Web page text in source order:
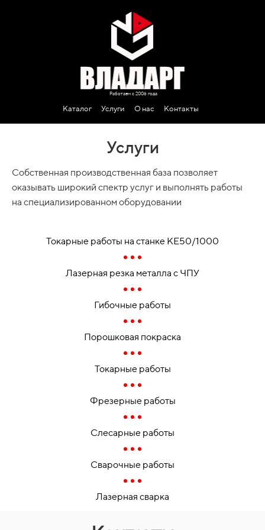
Работаем с 2006 года
Каталог Услуги О нас Контакты
Услуги
Собственная производственная база позволяет
оказывать широкий спектр услуг и выполнять работы
на специализированном оборудовании
Токарные работы на станке КЕ50/1000
Лазерная резка металла с ЧПУ
Гибочные работы
Порошковая покраска
Токарные работы
Фрезерные работы
Слесарные работы
Сварочные работы
Лазерная сварка